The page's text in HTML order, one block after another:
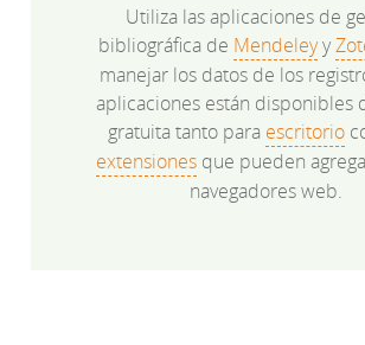
Utiliza las aplicaciones de
bibliográfica de Mendeleyy
manejar los datos de los
aplicaciones están disponibles
gratuita tanto para escritorio
extensiones que pueden
navegadores web.